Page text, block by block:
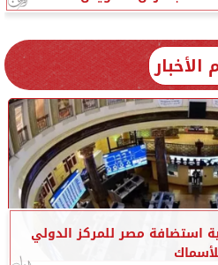
الأخبار
استضافة مصر للمركز الدولي